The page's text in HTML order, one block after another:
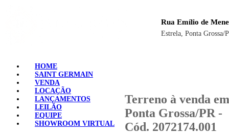
Rua Emílio de
Estrela, Ponta Grossa/
HOME
SAINT GERMAIN
VENDA
LOCAÇÃO
LANÇAMENTOS
LEILÃO
EQUIPE
SHOWROOM VIRTUAL
Terreno à venda em
Ponta Grossa/PR -
Cód. 2072174.001